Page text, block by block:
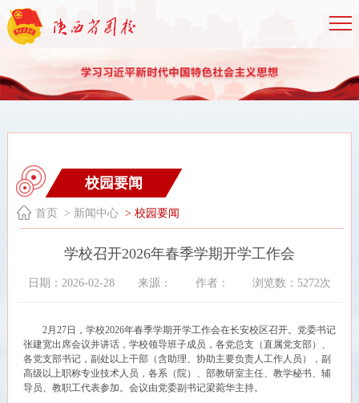
校园要闻
首页 > 新闻中心 > 校园要闻
学校召开2026年春季学期开学工作会
日期：2026-02-28 来源： 作者： 浏览数：5272次
2月27日，学校2026年春季学期开学工作会在长安校区召开。党委书记
张建宽出席会议并讲话，学校领导班子成员，各党总支（直属党支部）、
各党支部书记，副处以上干部（含助理、协助主要负责人工作人员），副
高级以上职称专业技术人员，各系（院）、部教研室主任、教学秘书、辅
导员、教职工代表参加。会议由党委副书记梁菀华主持。